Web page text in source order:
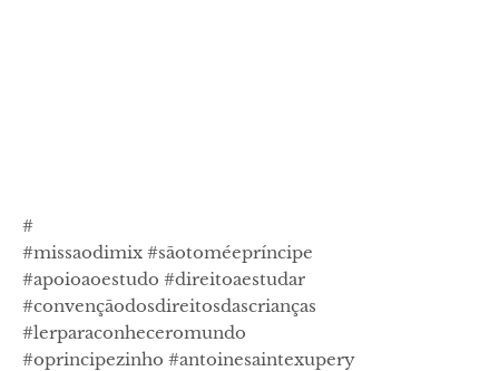
#
#missaodimix #sãotoméepríncipe
#apoioaoestudo #direitoaestudar
#convençãodosdireitosdascrianças
#lerparaconheceromundo
#oprincipezinho #antoinesaintexupery